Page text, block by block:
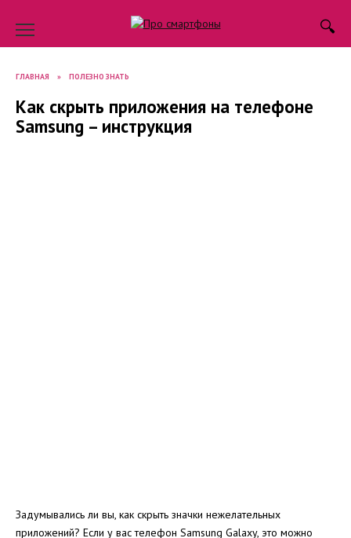
content
ГЛАВНАЯ » ПОЛЕЗНО ЗНАТЬ
Как скрыть приложения на телефоне
Samsung – инструкция
Задумывались ли вы, как скрыть значки нежелательных
приложений? Если у вас телефон Samsung Galaxy, это можно